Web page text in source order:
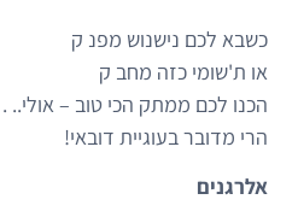
כשבא לכם נישנוש מפנ ק
או ת'שומי כזה מחב ק
הכנו לכם ממתק הכי טוב – אולי.. .
הרי מדובר בעוגיית דובאי!
אלרגנים